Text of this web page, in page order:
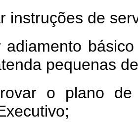
instruções de
pequenas
o plano de